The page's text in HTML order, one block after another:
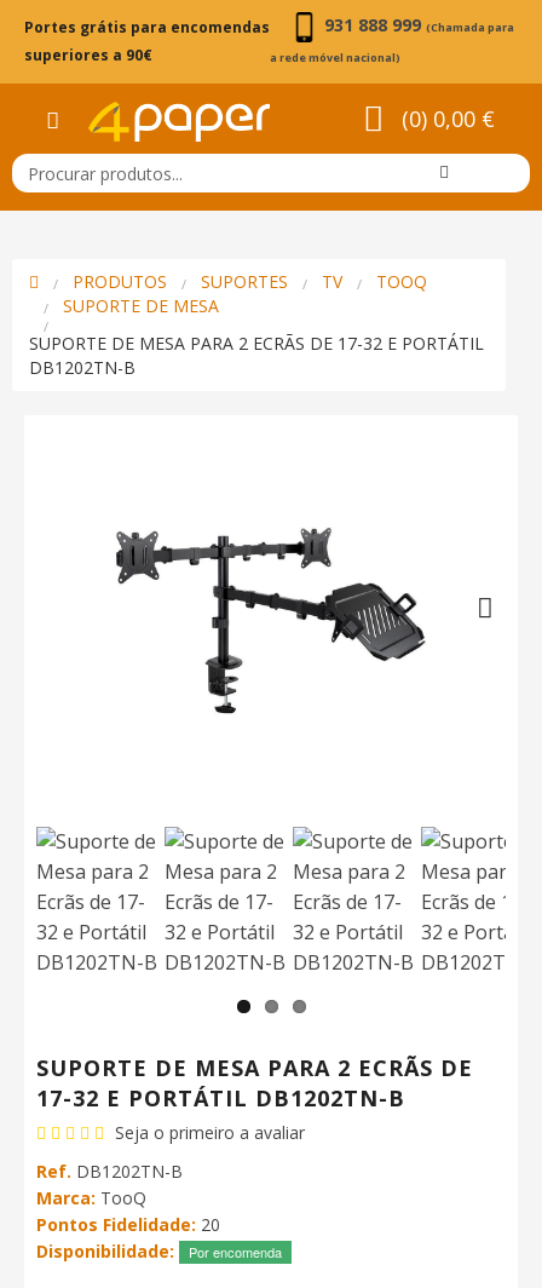
Portes grátis para encomendas
superiores a 90€
931 888 999 (Chamada para
a rede móvel nacional)
(0) 0,00 €
PRODUTOS SUPORTES TV
TOOQ
SUPORTE DE MESA
SUPORTE DE MESA PARA 2 ECRÃS DE 17-32 E PORTÁTIL
DB1202TN-B
SUPORTE DE MESA PARA 2 ECRÃS DE
17-32 E PORTÁTIL DB1202TN-B
Seja o primeiro a avaliar
Ref. DB1202TN-B
Marca: TooQ
Pontos Fidelidade: 20
Disponibilidade:
Por encomenda